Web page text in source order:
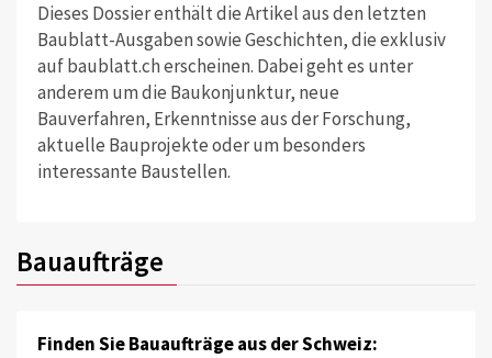
Dieses Dossier enthält die Artikel aus den letzten
Baublatt-Ausgaben sowie Geschichten, die exklusiv
auf baublatt.ch erscheinen. Dabei geht es unter
anderem um die Baukonjunktur, neue
Bauverfahren, Erkenntnisse aus der Forschung,
aktuelle Bauprojekte oder um besonders
interessante Baustellen.
Bauaufträge
Finden Sie Bauaufträge aus der Schweiz: